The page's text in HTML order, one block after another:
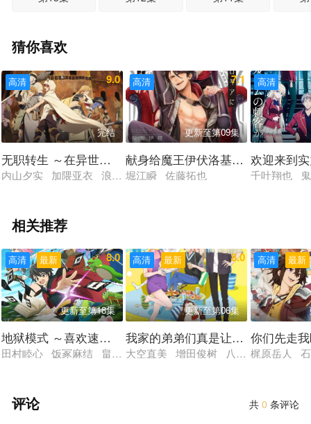
猜你喜欢
高清 9.0
完结
无职转生 ～在异世界认真地活下去～ 第二季
内山夕实 加隈亚衣 浪川大辅 小原好美 田中理惠 大塚芳忠
高清 7.1
更新至第09集
献身给魔王伊伏洛基亚吧
堀江瞬 佐藤拓也
高清
欢迎来到
千叶翔也
相关推荐
最新
高清 8.0
更新至第18集
地狱模式 ～喜欢速通游戏的玩家在废设定异世界无双～
田村睦心 饭冢麻结 畠中祐 千本木彩花 石川英郎 大原沙耶
最新
高清 8.0
更新至第06集
我家的弟弟们真是让您费心了
大空直美 增田俊树 八代拓 小野贤
最新
高清
你们先走
梶原岳人
共0 条评论
评论